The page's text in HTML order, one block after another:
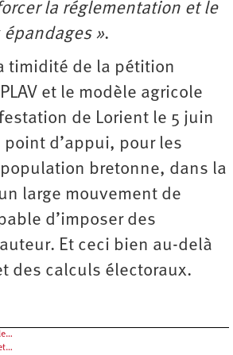
la réglementation et le
».
timidité de la pétition
et le modèle agricole
de Lorient le 5 juin
d’appui, pour les
bretonne, dans la
large mouvement de
d’imposer des
Et ceci bien au-delà
des calculs électoraux.